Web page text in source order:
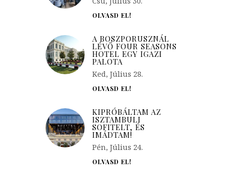
OLVASD EL!
A BOSZPORUSZNÁL
LÉVŐ FOUR SEASONS
HOTEL EGY IGAZI
PALOTA
Ked, Július 28.
OLVASD EL!
KIPRÓBÁLTAM AZ
ISZTAMBULI
SOFITELT, ÉS
IMÁDTAM!
Pén, Július 24.
OLVASD EL!